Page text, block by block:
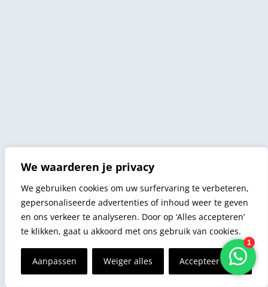
We waarderen je privacy
We gebruiken cookies om uw surfervaring te verbeteren,
gepersonaliseerde advertenties of inhoud weer te geven
en ons verkeer te analyseren. Door op ‘Alles accepteren’
te klikken, gaat u akkoord met ons gebruik van cookies.
Aanpassen Weiger alles Accepteer alles